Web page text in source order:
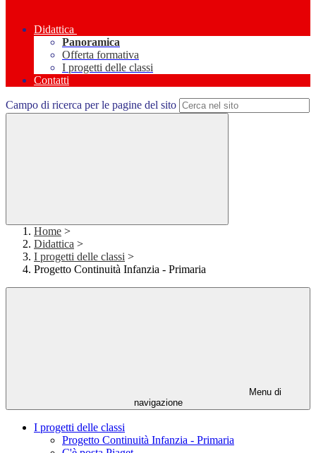
Didattica
Panoramica
Offerta formativa
I progetti delle classi
Contatti
Campo di ricerca per le pagine del sito
Home >
Didattica >
I progetti delle classi >
Progetto Continuità Infanzia - Primaria
Menu di
navigazione
I progetti delle classi
Progetto Continuità Infanzia - Primaria